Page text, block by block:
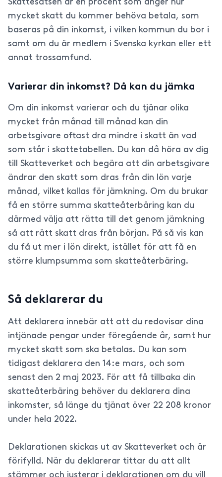
Skattesatsen är en procent som anger hur
mycket skatt du kommer behöva betala, som
baseras på din inkomst, i vilken kommun du bor i
samt om du är medlem i Svenska kyrkan eller ett
annat trossamfund.
Varierar din inkomst? Då kan du jämka
Om din inkomst varierar och du tjänar olika
mycket från månad till månad kan din
arbetsgivare oftast dra mindre i skatt än vad
som står i skattetabellen. Du kan då höra av dig
till Skatteverket och begära att din arbetsgivare
ändrar den skatt som dras från din lön varje
månad, vilket kallas för jämkning. Om du brukar
få en större summa skatteåterbäring kan du
därmed välja att rätta till det genom jämkning
så att rätt skatt dras från början. På så vis kan
du få ut mer i lön direkt, istället för att få en
större klumpsumma som skatteåterbäring.
Så deklarerar du
Att deklarera innebär att att du redovisar dina
intjänade pengar under föregående år, samt hur
mycket skatt som ska betalas. Du kan som
tidigast deklarera den 14:e mars, och som
senast den 2 maj 2023. För att få tillbaka din
skatteåterbäring behöver du deklarera dina
inkomster, så länge du tjänat över 22 208 kronor
under hela 2022.
Deklarationen skickas ut av Skatteverket och är
förifylld. När du deklarerar tittar du att allt